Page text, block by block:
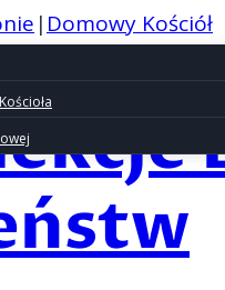
| Domowy Kościół